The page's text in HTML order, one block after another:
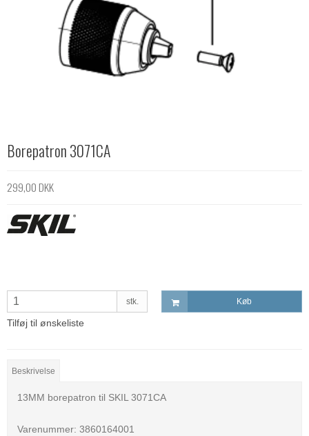
Borepatron 3071CA
299,00 DKK
stk. Køb
Tilføj til ønskeliste
Beskrivelse
13MM borepatron til SKIL 3071CA
Varenummer: 3860164001